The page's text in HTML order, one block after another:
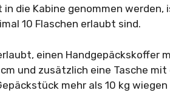
die Kabine genommen
10 Flaschen erlaubt sind.
einen Handgepäckskoffer
und zusätzlich eine Tasche
mehr als 10 kg